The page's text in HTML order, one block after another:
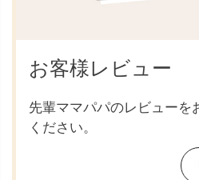
お客様レビュー
先輩ママパパのレビューを
ください。